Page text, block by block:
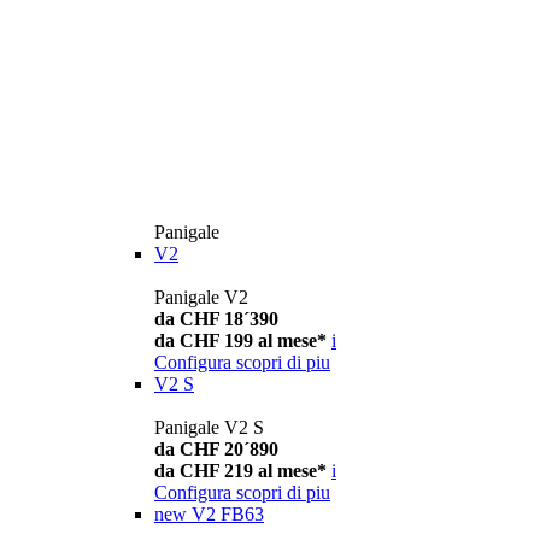
Panigale
V2
Panigale V2
da CHF 18´390
da CHF 199 al mese* i
Configura scopri di piu
V2 S
Panigale V2 S
da CHF 20´890
da CHF 219 al mese* i
Configura scopri di piu
new V2 FB63